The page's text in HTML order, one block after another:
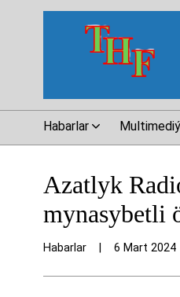
Habarlar
Azatlyk
mynasybetli
Habarlar 6 Mart 2024